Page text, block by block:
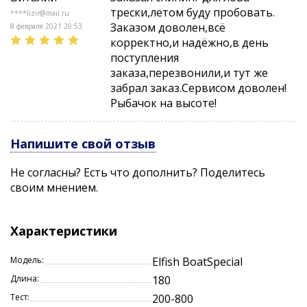
Вес: -гр.
Длина: 1,80м.
Количество секций: 2
****lizir@mail.ru
8 февраля 2021 20:53
трески,летом буду пробовать.
Заказом доволен,всё
корректно,и надёжно,в день
поступления
заказа,перезвонили,и тут же
забрал заказ.Сервисом доволен!
Рыбачок на высоте!
Напишите свой отзыв
Не согласны? Есть что дополнить? Поделитесь
своим мнением.
Характеристики
Модель: Elfish BoatSpecial
Длина: 180
Тест: 200-800